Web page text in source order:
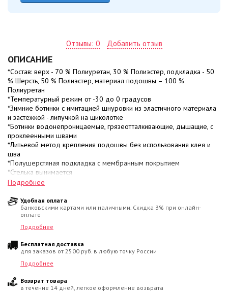
Отзывы: 0 Добавить отзыв
ОПИСАНИЕ
*Состав: верх - 70 % Полиуретан, 30 % Полиэстер, подкладка - 50
% Шерсть, 50 % Полиэстер, материал подошвы – 100 %
Полиуретан
*Температурный режим от -30 до 0 градусов
*Зимние ботинки с имитацией шнуровки из эластичного материала
и застежкой - липучкой на щиколотке
*Ботинки водонепроницаемые, грязеотталкивающие, дышащие, с
проклеенными швами
*Литьевой метод крепления подошвы без использования клея и
шва
*Полушерстяная подкладка с мембранным покрытием
*Стелька вынимается
*Имеются светоотражающие элементы
*Производство Финляндия
*Цвет темно-синий
Подробнее
Удобная оплата
банковскими картами или наличными. Скидка 3% при онлайн-
оплате
Подробнее
Бесплатная доставка
для заказов от 2500 руб. в любую точку России
Подробнее
Возврат товара
в течение 14 дней, легкое оформление возврата